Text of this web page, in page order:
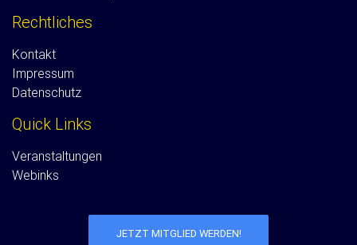
Rechtliches
Kontakt
Impressum
Datenschutz
Quick Links
Veranstaltungen
Webinks
JETZT MITGLIED WERDEN!